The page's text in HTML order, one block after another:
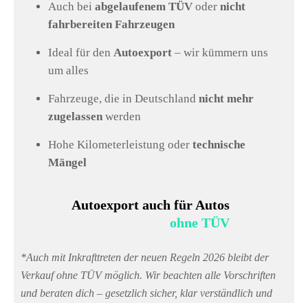
Auch bei abgelaufenem TÜV oder nicht
fahrbereiten Fahrzeugen
Ideal für den Autoexport – wir kümmern uns
um alles
Fahrzeuge, die in Deutschland nicht mehr
zugelassen werden
Hohe Kilometerleistung oder technische
Mängel
Autoexport auch für Autos
ohne TÜV
*Auch mit Inkrafttreten der neuen Regeln 2026 bleibt der
Verkauf ohne TÜV möglich. Wir beachten alle Vorschriften
und beraten dich – gesetzlich sicher, klar verständlich und